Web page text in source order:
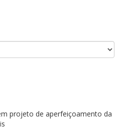
projeto de aperfeiçoamento da